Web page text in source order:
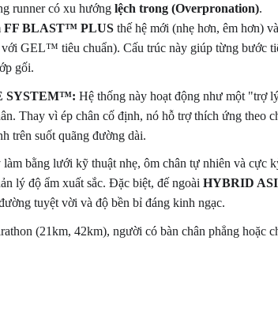
runner có xu hướng lệch trong (Overpronation).
FF BLAST™ PLUS thế hệ mới (nhẹ hơn, êm hơn) và
với GEL™ tiêu chuẩn). Cấu trúc này giúp từng bước
gối.
SYSTEM™: Hệ thống này hoạt động như một "trợ
Thay vì ép chân cố định, nó hỗ trợ thích ứng theo
trên suốt quãng đường dài.
làm bằng lưới kỹ thuật nhẹ, ôm chân tự nhiên và cực
lý độ ẩm xuất sắc. Đặc biệt, đế ngoài HYBRID
tuyệt vời và độ bền bỉ đáng kinh ngạc.
(21km, 42km), người có bàn chân phẳng hoặc